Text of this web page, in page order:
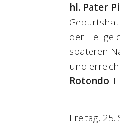
hl. Pater
der Heilige
späteren
und
Rotondo.
Freitag,